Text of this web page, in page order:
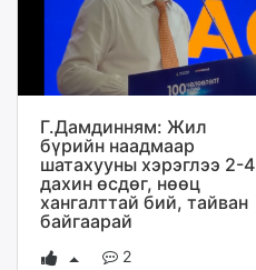
Г.Дамдинням: Жил
бүрийн наадмаар
шатахууны хэрэглээ 2-4
дахин өсдөг, нөөц
хангалттай бий, тайван
байгаарай
2